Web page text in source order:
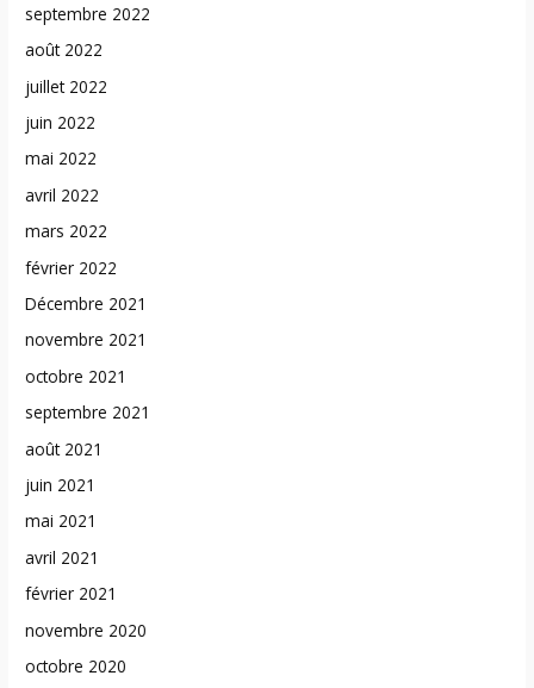
septembre 2022
août 2022
juillet 2022
juin 2022
mai 2022
avril 2022
mars 2022
février 2022
Décembre 2021
novembre 2021
octobre 2021
septembre 2021
août 2021
juin 2021
mai 2021
avril 2021
février 2021
novembre 2020
octobre 2020